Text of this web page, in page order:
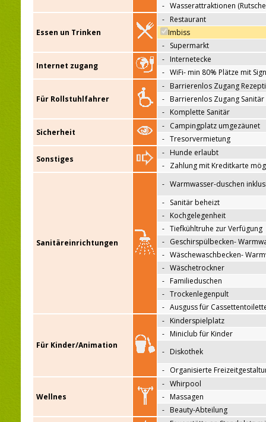
- Wasserattraktionen
Essen un Trinken
- Restaurant
Imbiss
- Supermarkt
Internet zugang
- Internetecke
- WiFi- min 80% Plätze mit
Für Rollstuhlfahrer
- Barrierenlos Zugang
- Barrierenlos Zugang Sanitär
- Komplette Sanitär
Sicherheit
- Campingplatz umgezäunet
- Tresorvermietung
Sonstiges
- Hunde erlaubt
- Zahlung mit Kreditkarte
Sanitäreinrichtungen
- Warmwasser-duschen
- Sanitär beheizt
- Kochgelegenheit
- Tiefkühltruhe zur Verfügung
- Geschirspülbecken-
- Wäschewaschbecken-
- Wäschetrockner
- Familieduschen
- Trockenlegenpult
- Ausguss für
Für Kinder/Animation
- Kinderspielplatz
- Miniclub für Kinder
- Diskothek
- Organisierte
Wellnes
- Whirpool
- Massagen
- Beauty-Abteilung